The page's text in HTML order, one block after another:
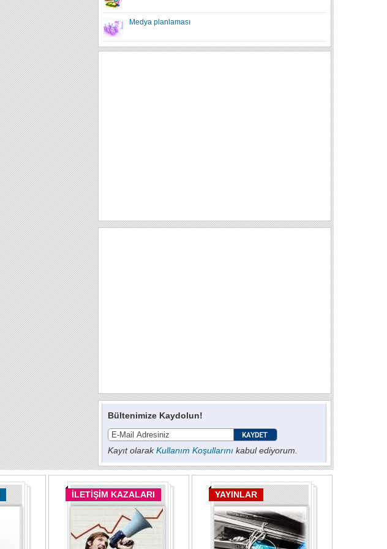
Medya planlaması
Bültenimize Kaydolun!
Kayıt olarakKullanım Koşullarını kabul ediyorum.
İLETİŞİM KAZALARI YAYINLAR